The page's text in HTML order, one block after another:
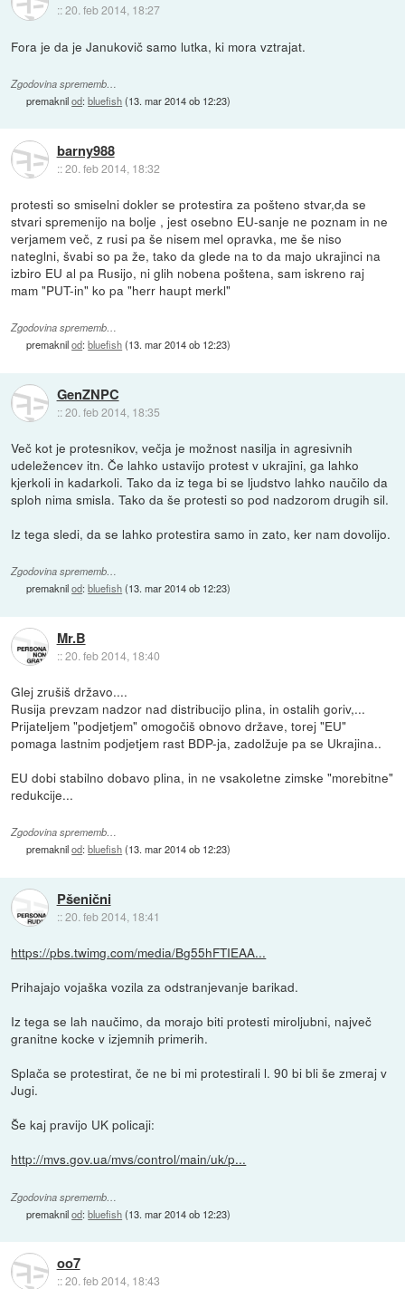
::20. feb 2014, 18:27
Fora je da je Janukovič samo lutka, ki mora vztrajat.
Zgodovina sprememb…
premaknilod:bluefish(13. mar 2014 ob 12:23)
barny988
::20. feb 2014, 18:32
protesti so smiselni dokler se protestira za pošteno stvar,da se
stvari spremenijo na bolje , jest osebno EU-sanje ne poznam in ne
verjamem več, z rusi pa še nisem mel opravka, me še niso
nateglni, švabi so pa že, tako da glede na to da majo ukrajinci na
izbiro EU al pa Rusijo, ni glih nobena poštena, sam iskreno raj
mam "PUT-in" ko pa "herr haupt merkl"
Zgodovina sprememb…
premaknilod:bluefish(13. mar 2014 ob 12:23)
GenZNPC
::20. feb 2014, 18:35
Več kot je protesnikov, večja je možnost nasilja in agresivnih
udeležencev itn. Če lahko ustavijo protest v ukrajini, ga lahko
kjerkoli in kadarkoli. Tako da iz tega bi se ljudstvo lahko naučilo da
sploh nima smisla. Tako da še protesti so pod nadzorom drugih sil.
Iz tega sledi, da se lahko protestira samo in zato, ker nam dovolijo.
Zgodovina sprememb…
premaknilod:bluefish(13. mar 2014 ob 12:23)
Mr.B
::20. feb 2014, 18:40
Glej zrušiš državo....
Rusija prevzam nadzor nad distribucijo plina, in ostalih goriv,...
Prijateljem "podjetjem" omogočiš obnovo države, torej "EU"
pomaga lastnim podjetjem rast BDP-ja, zadolžuje pa se Ukrajina..
EU dobi stabilno dobavo plina, in ne vsakoletne zimske "morebitne"
redukcije...
Zgodovina sprememb…
premaknilod:bluefish(13. mar 2014 ob 12:23)
Pšenični
::20. feb 2014, 18:41
https://pbs.twimg.com/media/Bg55hFTIEAA...
Prihajajo vojaška vozila za odstranjevanje barikad.
Iz tega se lah naučimo, da morajo biti protesti miroljubni, največ
granitne kocke v izjemnih primerih.
Splača se protestirat, če ne bi mi protestirali l. 90 bi bli še zmeraj v
Jugi.
Še kaj pravijo UK policaji:
http://mvs.gov.ua/mvs/control/main/uk/p...
Zgodovina sprememb…
premaknilod:bluefish(13. mar 2014 ob 12:23)
oo7
::20. feb 2014, 18:43